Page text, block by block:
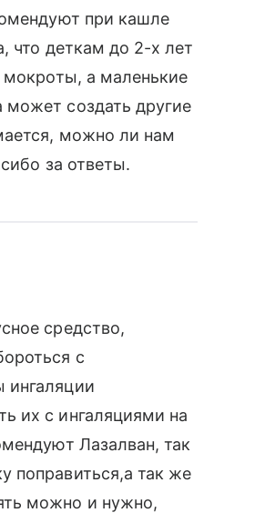
при кашле
что деткам до 2-х лет
мокроты, а маленькие
создать другие
можно ли нам
за ответы.
средство,
с
ингаляции
их с ингаляциями на
Лазалван, так
поправиться,а так же
можно и нужно,